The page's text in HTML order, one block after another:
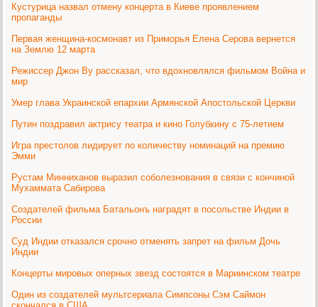
Кустурица назвал отмену концерта в Киеве проявлением
пропаганды
Первая женщина-космонавт из Приморья Елена Серова вернется
на Землю 12 марта
Режиссер Джон Ву рассказал, что вдохновлялся фильмом Война и
мир
Умер глава Украинской епархии Армянской Апостольской Церкви
Путин поздравил актрису театра и кино Голубкину с 75-летием
Игра престолов лидирует по количеству номинаций на премию
Эмми
Рустам Минниханов выразил соболезнования в связи с кончиной
Мухаммата Сабирова
Создателей фильма Батальонъ наградят в посольстве Индии в
России
Суд Индии отказался срочно отменять запрет на фильм Дочь
Индии
Концерты мировых оперных звезд состоятся в Мариинском театре
Один из создателей мультсериала Симпсоны Сэм Саймон